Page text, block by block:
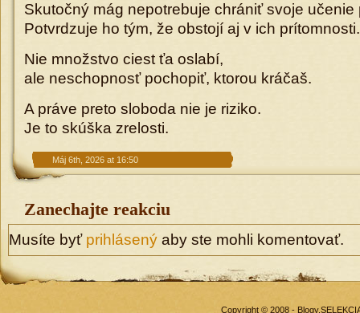
Skutočný mág nepotrebuje chrániť svoje učenie
Potvrdzuje ho tým, že obstojí aj v ich prítomnosti.
Nie množstvo ciest ťa oslabí,
ale neschopnosť pochopiť, ktorou kráčaš.
A práve preto sloboda nie je riziko.
Je to skúška zrelosti.
Máj 6th, 2026 at 16:50
Zanechajte reakciu
Musíte byť prihlásený aby ste mohli komentovať.
Copyright © 2008 -